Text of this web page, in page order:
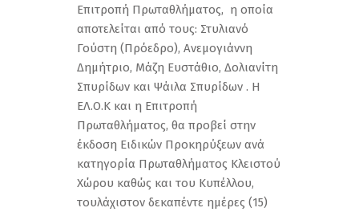
Επιτροπή Πρωταθλήματος, η οποία
αποτελείται από τους: Στυλιανό
Γούστη (Πρόεδρο), Ανεμογιάννη
Δημήτριο, Μάζη Ευστάθιο, Δολιανίτη
Σπυρίδων και Ψάιλα Σπυρίδων . Η
ΕΛ.Ο.Κ και η Επιτροπή
Πρωταθλήματος, θα προβεί στην
έκδοση Ειδικών Προκηρύξεων ανά
κατηγορία Πρωταθλήματος Κλειστού
Χώρου καθώς και του Κυπέλλου,
τουλάχιστον δεκαπέντε ημέρες (15)